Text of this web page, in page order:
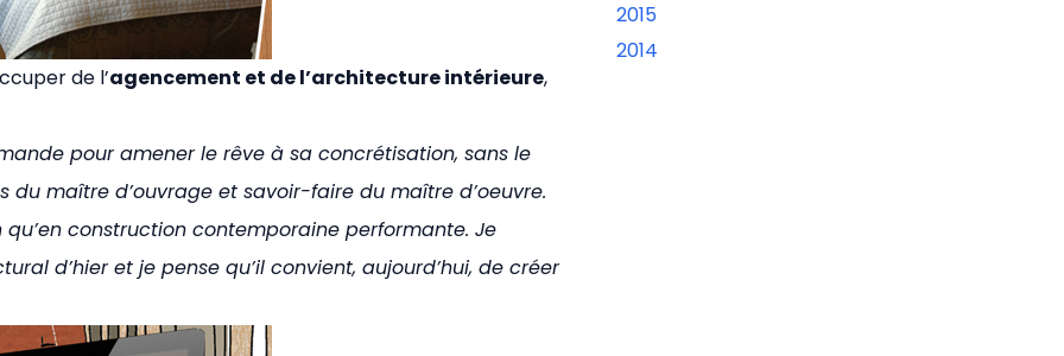
de l’agencement et de l’architecture intérieure,
pour amener le rêve à sa concrétisation, sans le
du maître d’ouvrage et savoir-faire du maître d’oeuvre.
construction contemporaine performante. Je
d’hier et je pense qu’il convient, aujourd’hui, de créer
2015
2014